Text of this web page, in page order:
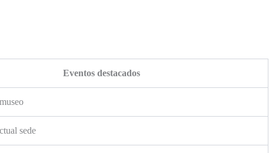
Eventos destacados
sede